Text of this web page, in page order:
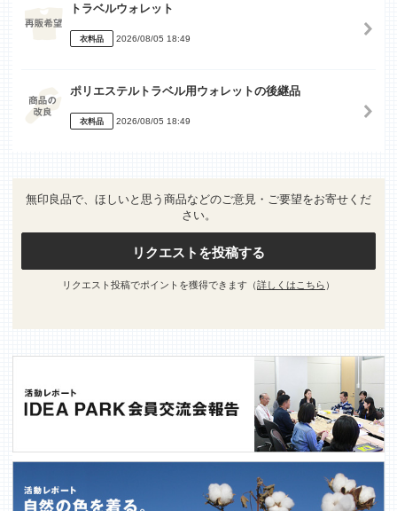
トラベルウォレット
衣料品 2026/08/05 18:49
ポリエステルトラベル用ウォレットの後継品
衣料品 2026/08/05 18:49
無印良品で、ほしいと思う商品などのご意見・ご要望をお寄せくだ
さい。
リクエストを投稿する
リクエスト投稿でポイントを獲得できます（詳しくはこちら ）